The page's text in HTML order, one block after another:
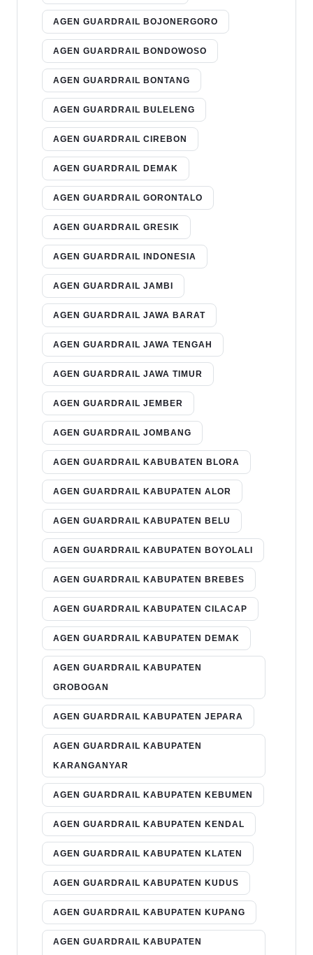
AGEN GUARDRAIL BOJONERGORO
AGEN GUARDRAIL BONDOWOSO
AGEN GUARDRAIL BONTANG
AGEN GUARDRAIL BULELENG
AGEN GUARDRAIL CIREBON
AGEN GUARDRAIL DEMAK
AGEN GUARDRAIL GORONTALO
AGEN GUARDRAIL GRESIK
AGEN GUARDRAIL INDONESIA
AGEN GUARDRAIL JAMBI
AGEN GUARDRAIL JAWA BARAT
AGEN GUARDRAIL JAWA TENGAH
AGEN GUARDRAIL JAWA TIMUR
AGEN GUARDRAIL JEMBER
AGEN GUARDRAIL JOMBANG
AGEN GUARDRAIL KABUBATEN BLORA
AGEN GUARDRAIL KABUPATEN ALOR
AGEN GUARDRAIL KABUPATEN BELU
AGEN GUARDRAIL KABUPATEN BOYOLALI
AGEN GUARDRAIL KABUPATEN BREBES
AGEN GUARDRAIL KABUPATEN CILACAP
AGEN GUARDRAIL KABUPATEN DEMAK
AGEN GUARDRAIL KABUPATEN
GROBOGAN
AGEN GUARDRAIL KABUPATEN JEPARA
AGEN GUARDRAIL KABUPATEN
KARANGANYAR
AGEN GUARDRAIL KABUPATEN KEBUMEN
AGEN GUARDRAIL KABUPATEN KENDAL
AGEN GUARDRAIL KABUPATEN KLATEN
AGEN GUARDRAIL KABUPATEN KUDUS
AGEN GUARDRAIL KABUPATEN KUPANG
AGEN GUARDRAIL KABUPATEN